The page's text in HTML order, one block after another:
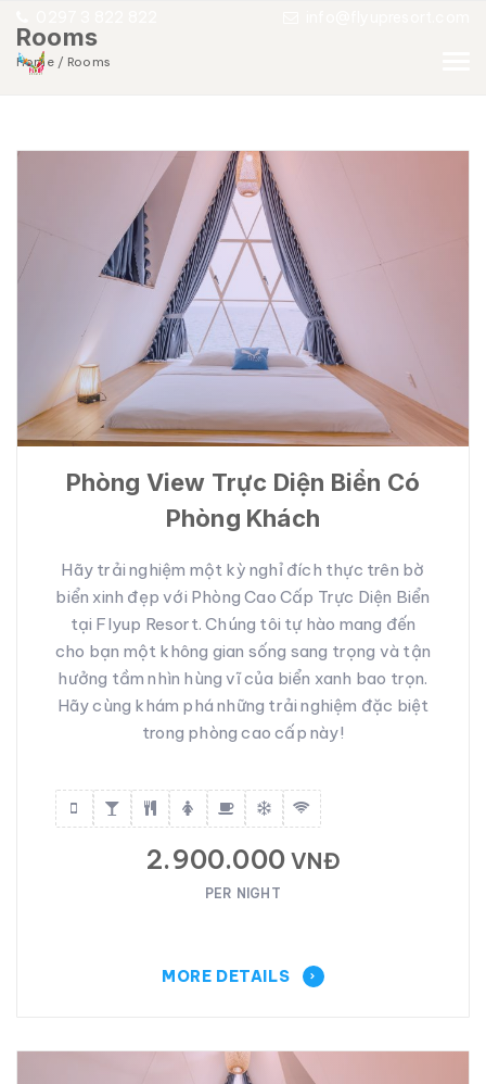
Rooms
Home Rooms
Phòng View Trực Diện Biển Có
Phòng Khách
Hãy trải nghiệm một kỳ nghỉ đích thực trên bờ
biển xinh đẹp với Phòng Cao Cấp Trực Diện Biển
tại Flyup Resort. Chúng tôi tự hào mang đến
cho bạn một không gian sống sang trọng và tận
hưởng tầm nhìn hùng vĩ của biển xanh bao trọn.
Hãy cùng khám phá những trải nghiệm đặc biệt
trong phòng cao cấp này!
2.900.000 VNĐ
PER NIGHT
MORE DETAILS